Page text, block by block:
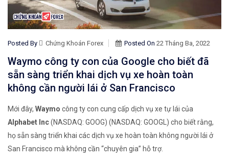
Posted By Chứng Khoán Forex Posted On 22 Tháng Ba, 2022
Waymo công ty con của Google cho biết đã
sẵn sàng triển khai dịch vụ xe hoàn toàn
không cần người lái ở San Francisco
Mới đây, Waymo công ty con cung cấp dịch vụ xe tự lái của
Alphabet Inc(NASDAQ: GOOG) (NASDAQ: GOOGL) cho biết rằng,
họ sẵn sàng triển khai các dịch vụ xe hoàn toàn không người lái ở
San Francisco mà không cần “chuyên gia” hỗ trợ.